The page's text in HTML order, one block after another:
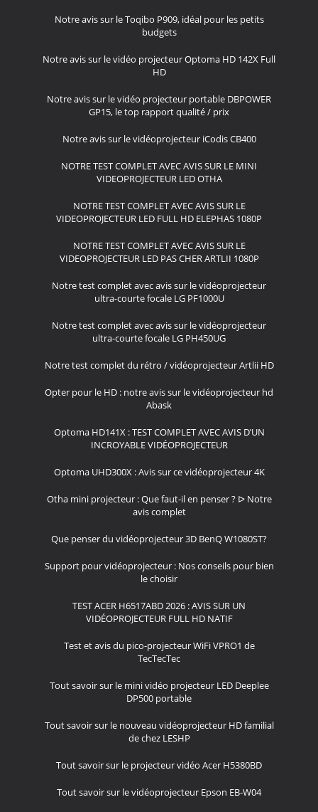
Notre avis sur le Toqibo P909, idéal pour les petits
budgets
Notre avis sur le vidéo projecteur Optoma HD 142X Full
HD
Notre avis sur le vidéo projecteur portable DBPOWER
GP15, le top rapport qualité / prix
Notre avis sur le vidéoprojecteur iCodis CB400
NOTRE TEST COMPLET AVEC AVIS SUR LE MINI
VIDEOPROJECTEUR LED OTHA
NOTRE TEST COMPLET AVEC AVIS SUR LE
VIDEOPROJECTEUR LED FULL HD ELEPHAS 1080P
NOTRE TEST COMPLET AVEC AVIS SUR LE
VIDEOPROJECTEUR LED PAS CHER ARTLII 1080P
Notre test complet avec avis sur le vidéoprojecteur
ultra-courte focale LG PF1000U
Notre test complet avec avis sur le vidéoprojecteur
ultra-courte focale LG PH450UG
Notre test complet du rétro / vidéoprojecteur Artlii HD
Opter pour le HD : notre avis sur le vidéoprojecteur hd
Abask
Optoma HD141X : TEST COMPLET AVEC AVIS D’UN
INCROYABLE VIDÉOPROJECTEUR
Optoma UHD300X : Avis sur ce vidéoprojecteur 4K
Otha mini projecteur : Que faut-il en penser ? ᐅ Notre
avis complet
Que penser du vidéoprojecteur 3D BenQ W1080ST?
Support pour vidéoprojecteur : Nos conseils pour bien
le choisir
TEST ACER H6517ABD 2026 : AVIS SUR UN
VIDÉOPROJECTEUR FULL HD NATIF
Test et avis du pico-projecteur WiFi VPRO1 de
TecTecTec
Tout savoir sur le mini vidéo projecteur LED Deeplee
DP500 portable
Tout savoir sur le nouveau vidéoprojecteur HD familial
de chez LESHP
Tout savoir sur le projecteur vidéo Acer H5380BD
Tout savoir sur le vidéoprojecteur Epson EB-W04